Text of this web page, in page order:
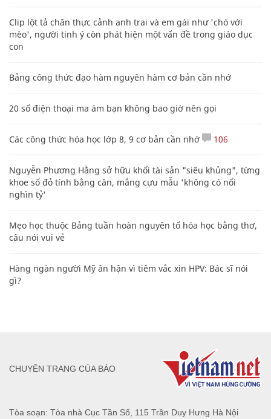
Clip lột tả chân thực cảnh anh trai và em gái như 'chó với
mèo', người tinh ý còn phát hiện một vấn đề trong giáo dục
con
Bảng công thức đạo hàm nguyên hàm cơ bản cần nhớ
20 số điện thoại ma ám bạn không bao giờ nên gọi
Các công thức hóa học lớp 8, 9 cơ bản cần nhớ 106
Nguyễn Phương Hằng sở hữu khối tài sản "siêu khủng", từng
khoe sổ đỏ tính bằng cân, mắng cựu mẫu 'không có nổi
nghìn tỷ'
Mẹo học thuộc Bảng tuần hoàn nguyên tố hóa học bằng thơ,
câu nói vui vẻ
Hàng ngàn người Mỹ ân hận vì tiêm vắc xin HPV: Bác sĩ nói
gì?
Tòa soạn: Tòa nhà Cục Tần Số, 115 Trần Duy Hưng Hà Nội
CHUYÊN TRANG CỦA BÁO